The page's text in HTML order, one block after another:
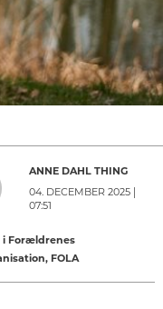
ANNE DAHL THING
04. DECEMBER 2025 |
07:51
i Forældrenes
FOLA